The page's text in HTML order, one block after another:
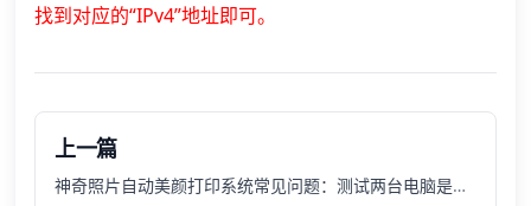
找到对应的“IPv4”地址即可。
上一篇
神奇照片自动美颜打印系统常见问题：测试两台电脑是否可以互相访问